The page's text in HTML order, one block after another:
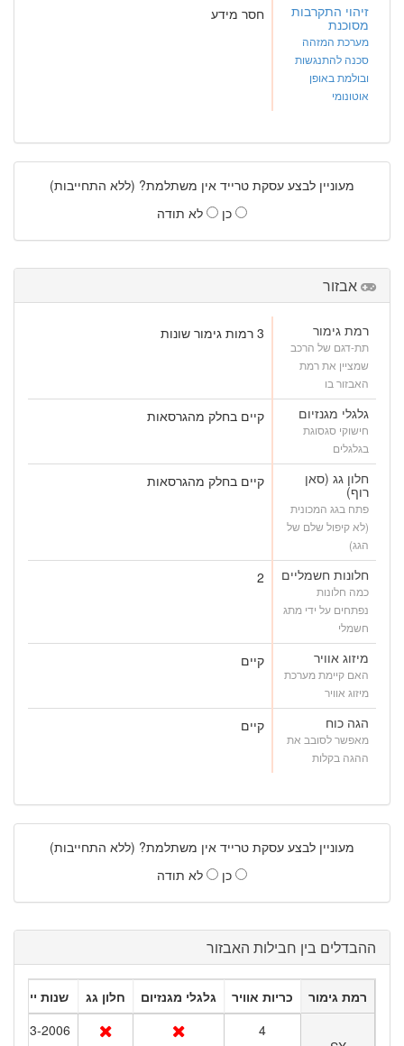
זיהוי התקרבות
מסוכנת
מערכת המזהה
סכנה להתנגשות
ובולמת באופן
אוטונומי
חסר מידע
מעוניין לבצע עסקת טרייד אין משתלמת? (ללא התחייבות)
כן
לא תודה
אבזור
רמת גימור
תת-דגם של הרכב
שמציין את רמת
האבזור בו
3 רמות גימור שונות
גלגלי מגנזיום
חישוקי סגסוגת
בגלגלים
קיים בחלק מהגרסאות
חלון גג (סאן
רוף)
פתח בגג המכונית
(לא קיפול שלם של
הגג)
קיים בחלק מהגרסאות
חלונות חשמליים
כמה חלונות
נפתחים על ידי מתג
חשמלי
2
מיזוג אוויר
האם קיימת מערכת
מיזוג אוויר
קיים
הגה כוח
מאפשר לסובב את
ההגה בקלות
קיים
מעוניין לבצע עסקת טרייד אין משתלמת? (ללא התחייבות)
כן
לא תודה
ההבדלים בין חבילות האבזור
רמת גימור כריות אוויר גלגלי מגנזיום חלון גג שנות ייצור
4
2003-2006